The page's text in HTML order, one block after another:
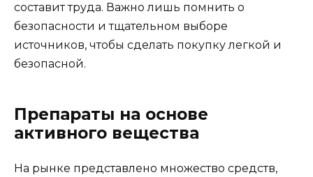
составит труда. Важно лишь помнить о
безопасности и тщательном выборе
источников, чтобы сделать покупку легкой и
безопасной.
Препараты на основе
активного вещества
На рынке представлено множество средств,